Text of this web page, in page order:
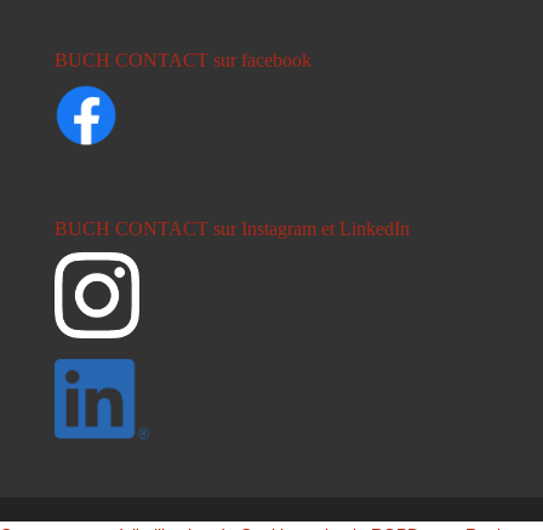
BUCH CONTACT sur facebook
BUCH CONTACT sur Instagram et LinkedIn